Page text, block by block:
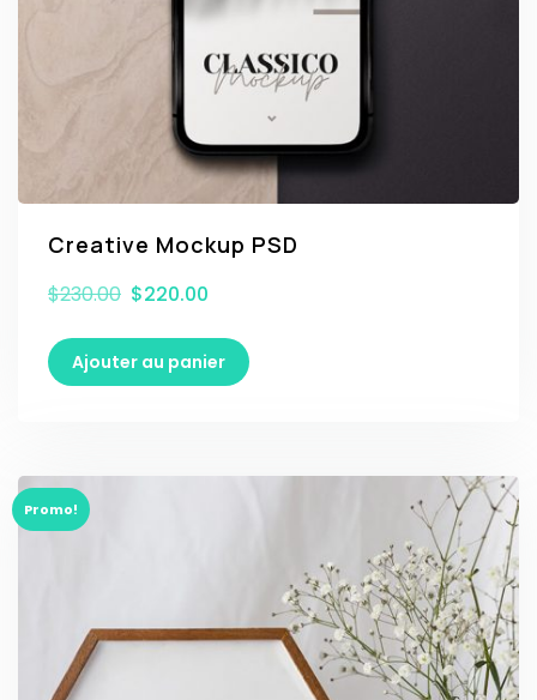
Creative Mockup PSD
$230.00 $220.00
Ajouter au panier
Promo!